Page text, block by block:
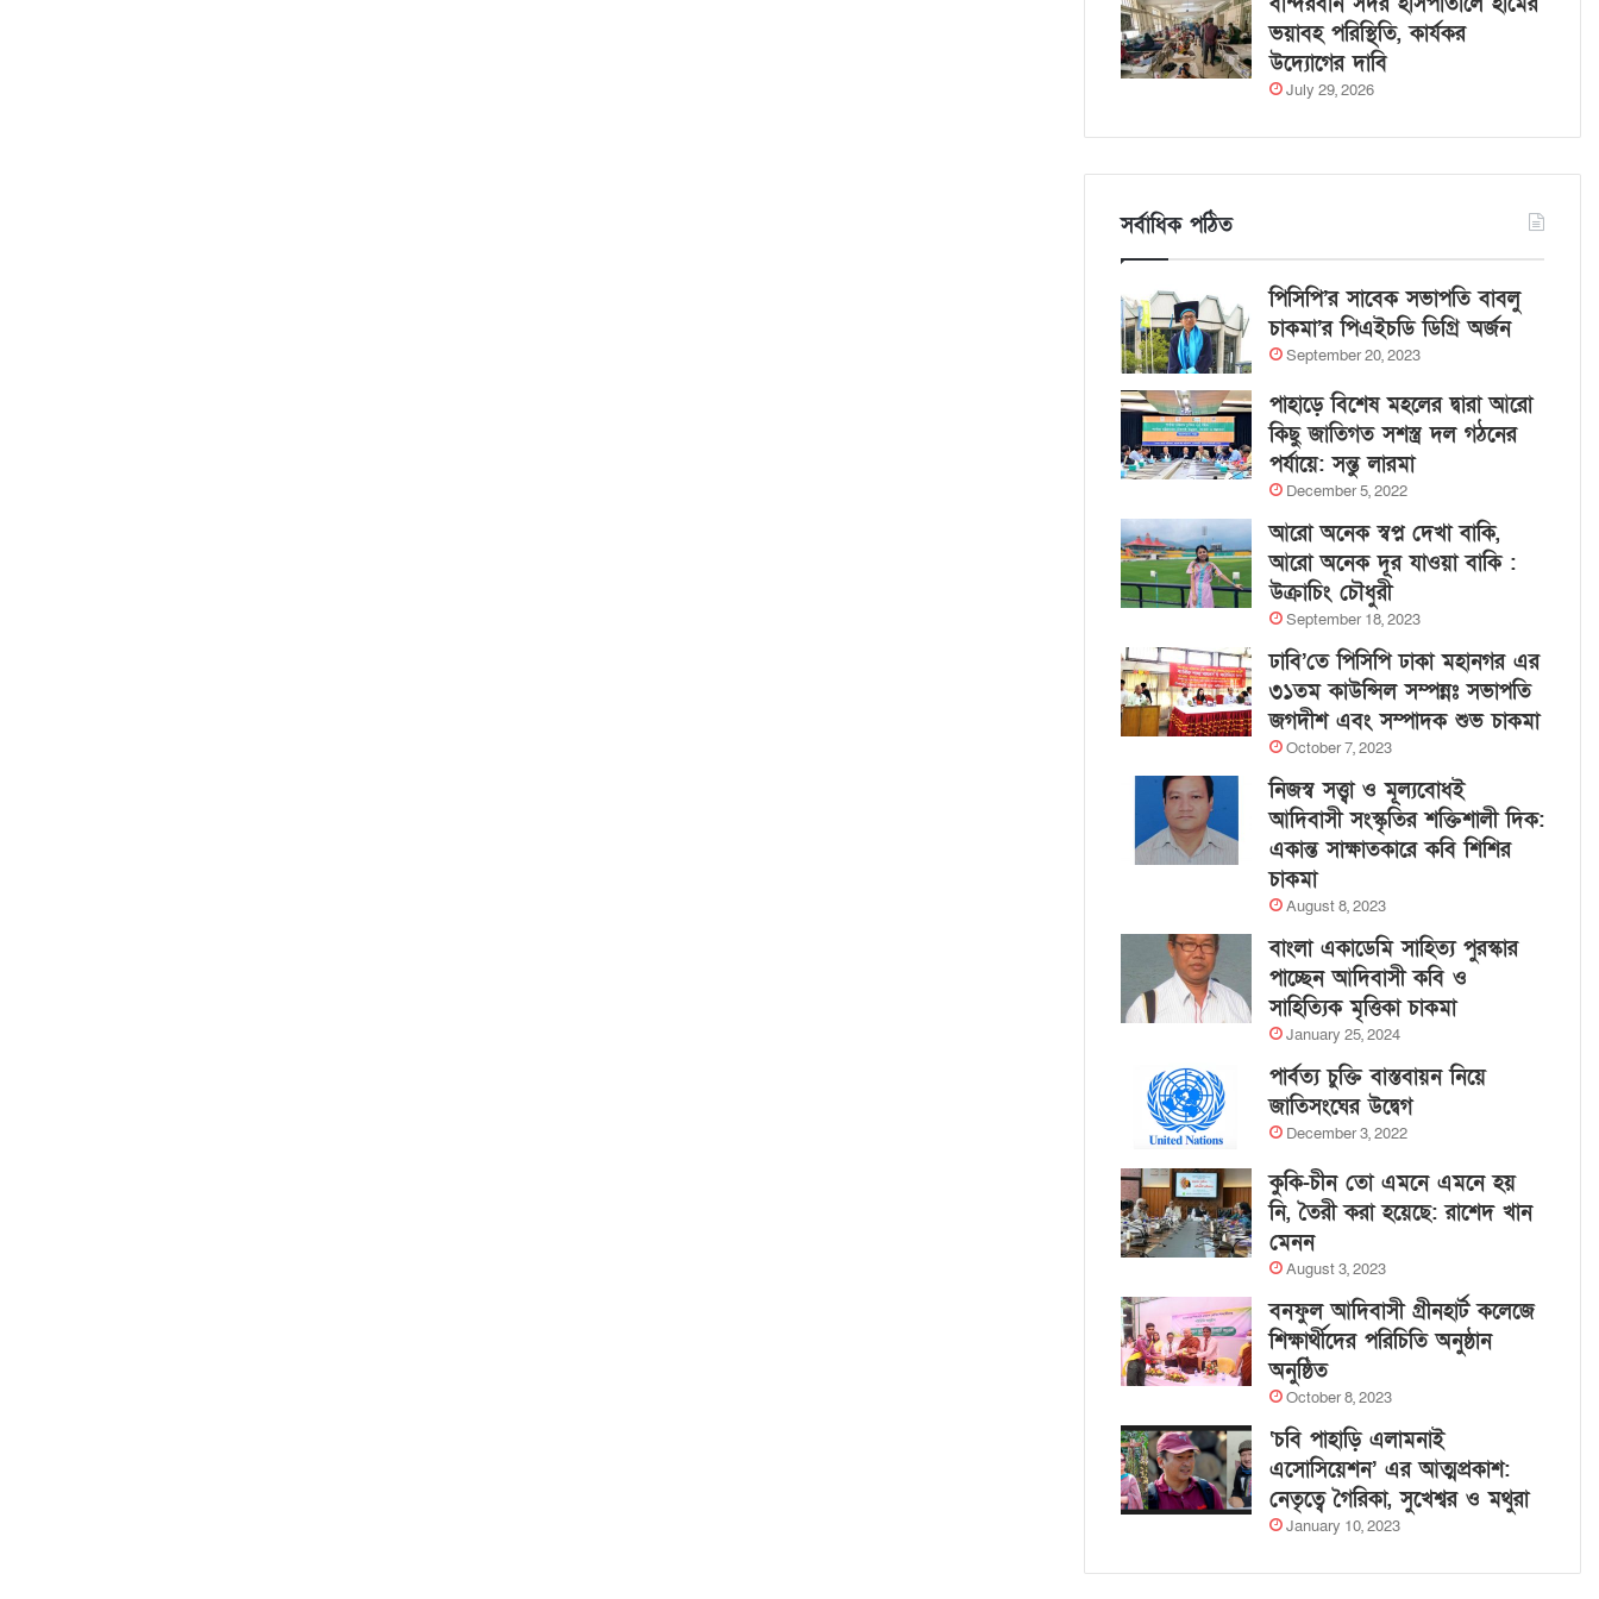
ভয়াবহ পরিস্থিতি, কার্যকর
উদ্যোগের দাবি
July 29, 2026
সর্বাধিক পঠিত
পিসিপি’র সাবেক সভাপতি বাবলু
চাকমা’র পিএইচডি ডিগ্রি অর্জন
September 20, 2023
পাহাড়ে বিশেষ মহলের দ্বারা আরো
কিছু জাতিগত সশস্ত্র দল গঠনের
পর্যায়ে: সন্তু লারমা
December 5, 2022
আরো অনেক স্বপ্ন দেখা বাকি,
আরো অনেক দূর যাওয়া বাকি :
উক্রাচিং চৌধুরী
September 18, 2023
ঢাবি’তে পিসিপি ঢাকা মহানগর এর
৩১তম কাউন্সিল সম্পন্নঃ সভাপতি
জগদীশ এবং সম্পাদক শুভ চাকমা
October 7, 2023
নিজস্ব সত্ত্বা ও মূল্যবোধই
আদিবাসী সংস্কৃতির শক্তিশালী দিক:
একান্ত সাক্ষাতকারে কবি শিশির
চাকমা
August 8, 2023
বাংলা একাডেমি সাহিত্য পুরস্কার
পাচ্ছেন আদিবাসী কবি ও
সাহিত্যিক মৃত্তিকা চাকমা
January 25, 2024
পার্বত্য চুক্তি বাস্তবায়ন নিয়ে
জাতিসংঘের উদ্বেগ
December 3, 2022
কুকি-চীন তো এমনে এমনে হয়
নি, তৈরী করা হয়েছে: রাশেদ খান
মেনন
August 3, 2023
বনফুল আদিবাসী গ্রীনহার্ট কলেজে
শিক্ষার্থীদের পরিচিতি অনুষ্ঠান
অনুষ্ঠিত
October 8, 2023
‘চবি পাহাড়ি এলামনাই
এসোসিয়েশন’ এর আত্মপ্রকাশ:
নেতৃত্বে গৈরিকা, সুখেশ্বর ও মথুরা
January 10, 2023